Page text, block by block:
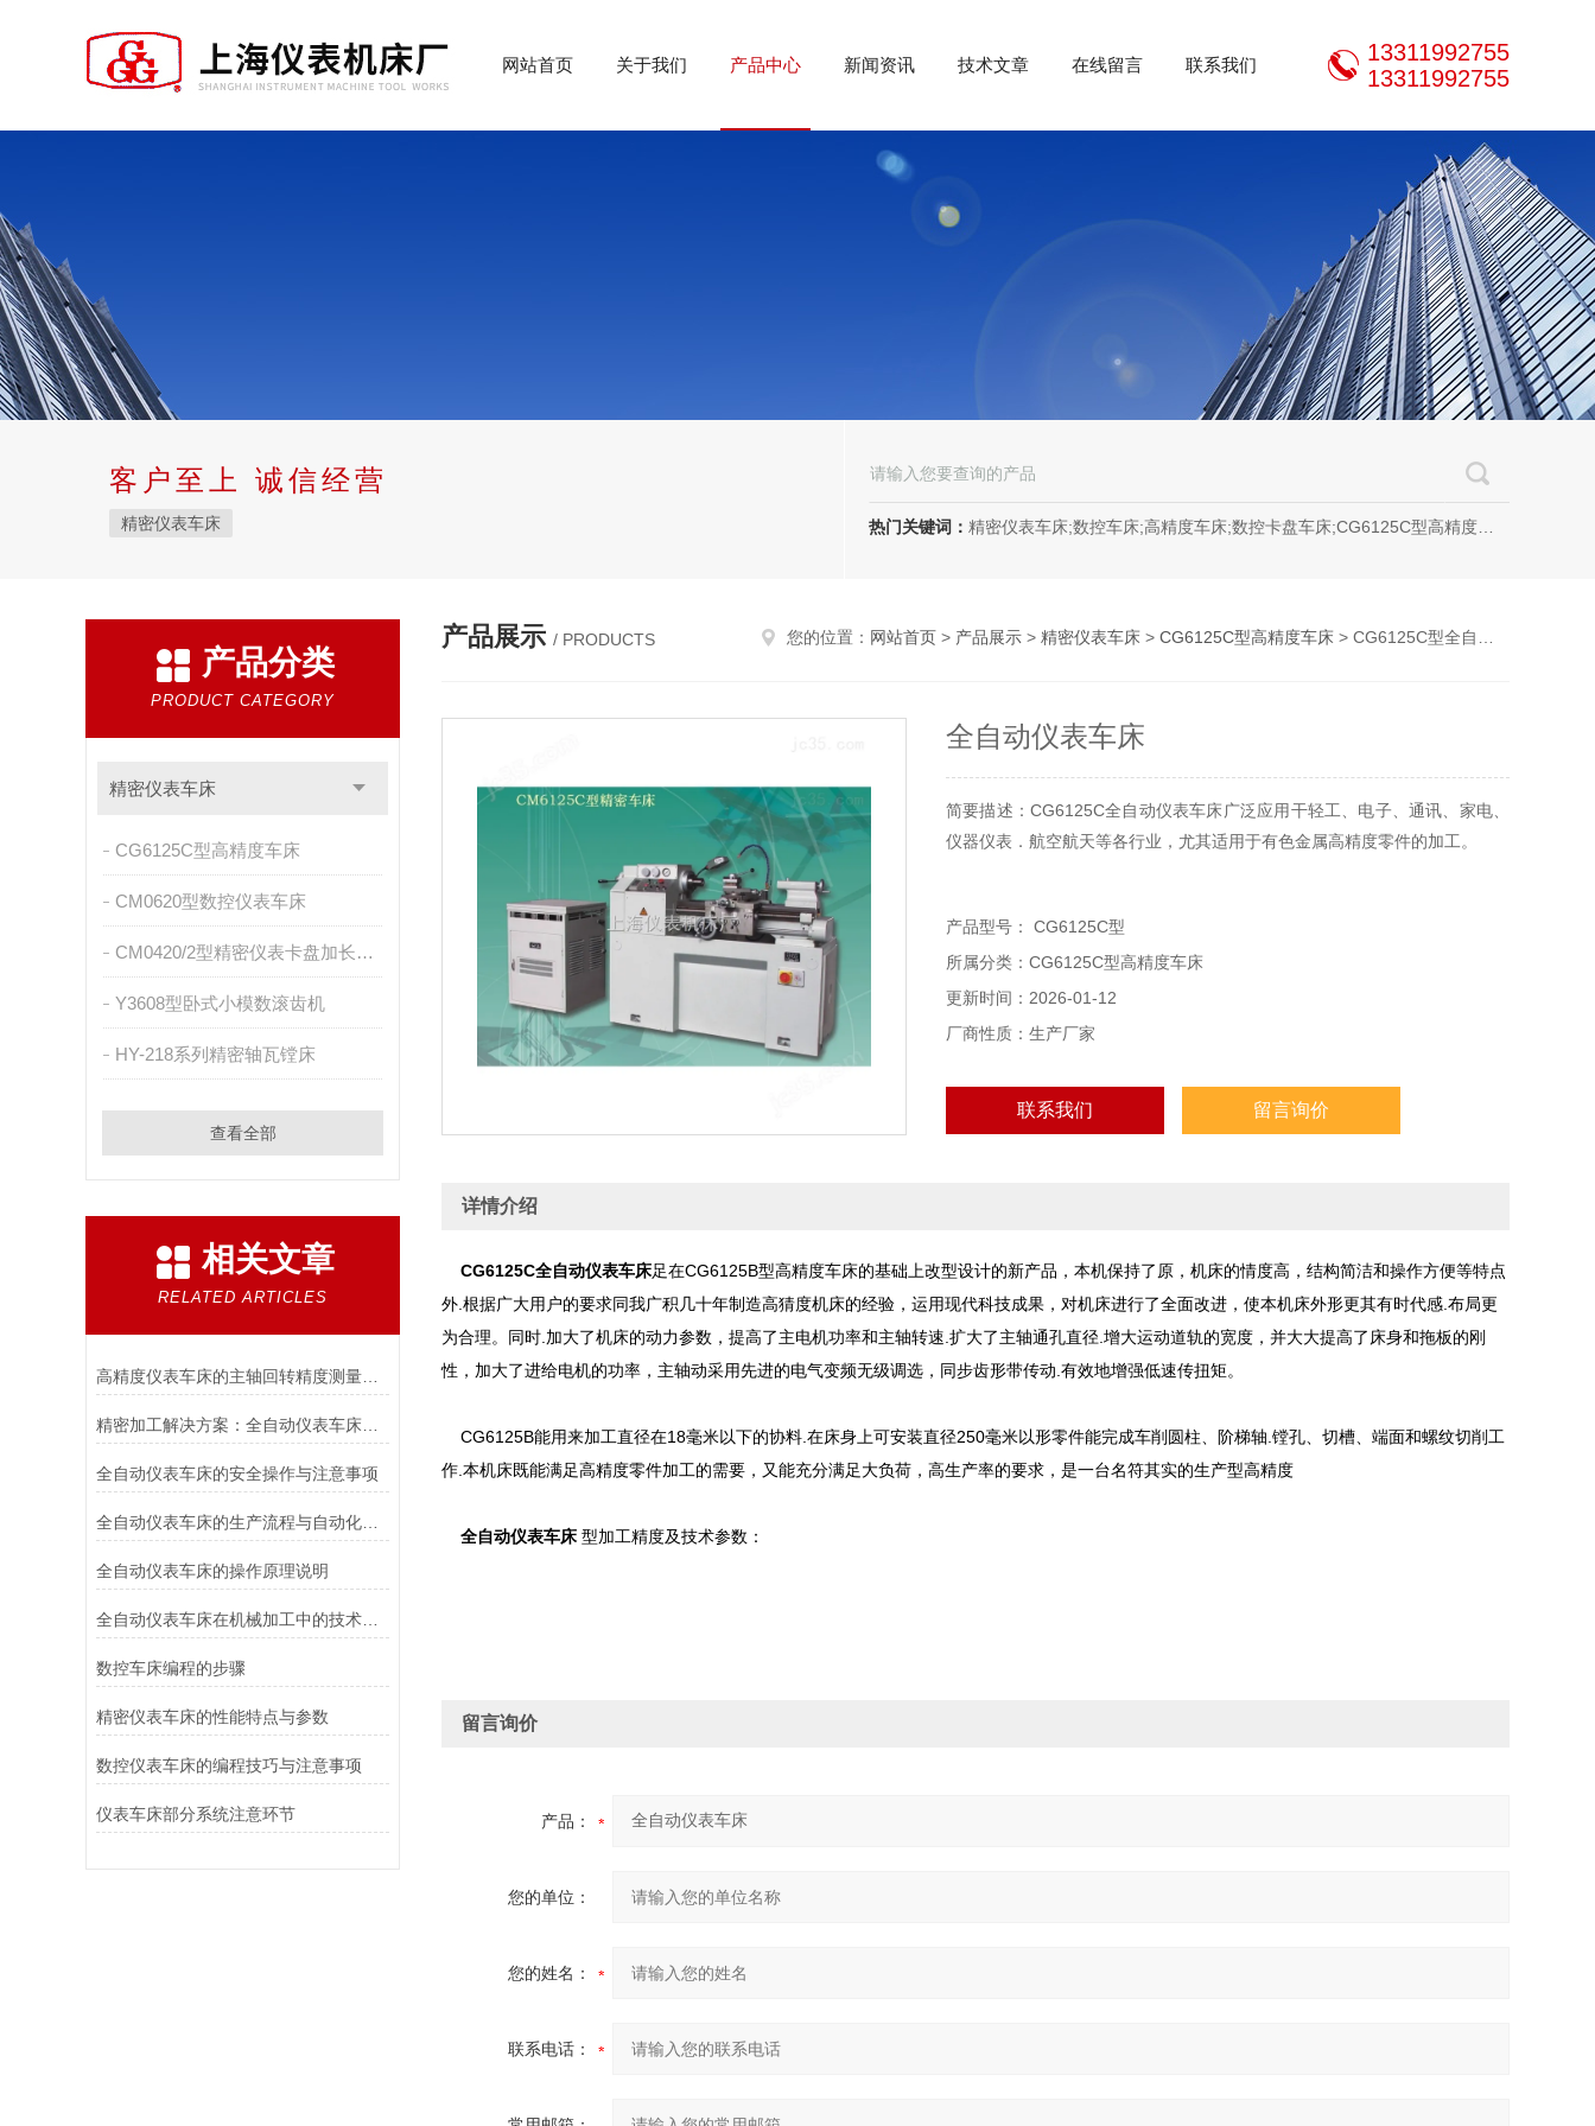
网站首页 关于我们 产品中心 新闻资讯 技术文章 在线留言 联系我们
13311992755
13311992755
客户至上 诚信经营
精密仪表车床 热门关键词： 精密仪表车床;数控车床;高精度车床;数控卡盘车床;CG6125C型高精度车床;CM6125C型精密车床;CM0620型精密仪表车床;320规格以下斜床身精密数控车床，200规格精密外圆磨床，立、卧加工中心，齿轮机床
产品分类
PRODUCT CATEGORY
精密仪表车床
CG6125C型高精度车床
CM0620型数控仪表车床
CM0420/2型精密仪表卡盘加长车床
Y3608型卧式小模数滚齿机
HY-218系列精密轴瓦镗床
查看全部
相关文章
RELATED ARTICLES
高精度仪表车床的主轴回转精度测量与装配调试工艺
精密加工解决方案：全自动仪表车床的功能与特点
全自动仪表车床的安全操作与注意事项
全自动仪表车床的生产流程与自动化改造
全自动仪表车床的操作原理说明
全自动仪表车床在机械加工中的技术优势与应用
数控车床编程的步骤
精密仪表车床的性能特点与参数
数控仪表车床的编程技巧与注意事项
仪表车床部分系统注意环节
产品展示 / PRODUCTS 您的位置： 网站首页 > 产品展示 > 精密仪表车床 > CG6125C型高精度车床 > CG6125C型全自动仪表车床
全自动仪表车床
简要描述：CG6125C全自动仪表车床广泛应用干轻工、电子、通讯、家电、
仪器仪表．航空航天等各行业，尤其适用于有色金属高精度零件的加工。
产品型号： CG6125C型
所属分类：CG6125C型高精度车床
更新时间：2026-01-12
厂商性质：生产厂家
联系我们 留言询价
详情介绍
CG6125C全自动仪表车床足在CG6125B型高精度车床的基础上改型设计的新产品，本机保持了原，机床的情度高，结构简洁和操作方便等特点
外.根据广大用户的要求同我广积几十年制造高猜度机床的经验，运用现代科技成果，对机床进行了全面改进，使本机床外形更其有时代感.布局更
为合理。同时.加大了机床的动力参数，提高了主电机功率和主轴转速.扩大了主轴通孔直径.增大运动道轨的宽度，并大大提高了床身和拖板的刚
性，加大了进给电机的功率，主轴动采用先进的电气变频无级调选，同步齿形带传动.有效地增强低速传扭矩。
CG6125B能用来加工直径在18毫米以下的协料.在床身上可安装直径250毫米以形零件能完成车削圆柱、阶梯轴.镗孔、切槽、端面和螺纹切削工
作.本机床既能满足高精度零件加工的需要，又能充分满足大负荷，高生产率的要求，是一台名符其实的生产型高精度
全自动仪表车床 型加工精度及技术参数：
留言询价
产品：
您的单位：
您的姓名：
联系电话：